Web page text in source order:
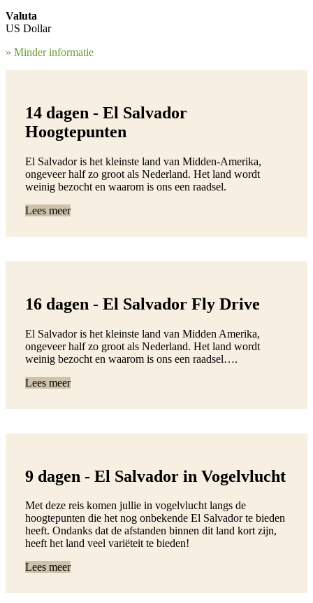
Valuta
US Dollar
» Minder informatie
14 dagen - El Salvador
Hoogtepunten
El Salvador is het kleinste land van Midden-Amerika,
ongeveer half zo groot als Nederland. Het land wordt
weinig bezocht en waarom is ons een raadsel.
Lees meer
16 dagen - El Salvador Fly Drive
El Salvador is het kleinste land van Midden Amerika,
ongeveer half zo groot als Nederland. Het land wordt
weinig bezocht en waarom is ons een raadsel….
Lees meer
9 dagen - El Salvador in Vogelvlucht
Met deze reis komen jullie in vogelvlucht langs de
hoogtepunten die het nog onbekende El Salvador te bieden
heeft. Ondanks dat de afstanden binnen dit land kort zijn,
heeft het land veel variëteit te bieden!
Lees meer